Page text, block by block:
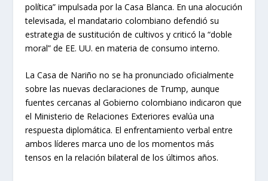
política” impulsada por la Casa Blanca. En una alocución
televisada, el mandatario colombiano defendió su
estrategia de sustitución de cultivos y criticó la “doble
moral” de EE. UU. en materia de consumo interno.
La Casa de Nariño no se ha pronunciado oficialmente
sobre las nuevas declaraciones de Trump, aunque
fuentes cercanas al Gobierno colombiano indicaron que
el Ministerio de Relaciones Exteriores evalúa una
respuesta diplomática. El enfrentamiento verbal entre
ambos líderes marca uno de los momentos más
tensos en la relación bilateral de los últimos años.